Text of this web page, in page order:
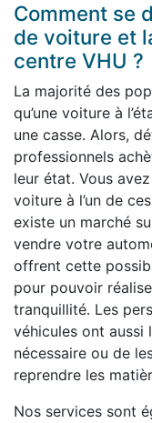
Comment se
de voiture et
centre VHU ?
La majorité des
qu’une voiture à
une casse. Alors,
professionnels
leur état. Vous
voiture à l’un de
existe un marché
vendre votre
offrent cette
pour pouvoir
tranquillité. Les
véhicules ont aussi
nécessaire ou de
reprendre les
Nos services sont